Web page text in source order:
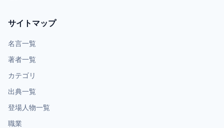
サイトマップ
名言一覧
著者一覧
カテゴリ
出典一覧
登場人物一覧
職業